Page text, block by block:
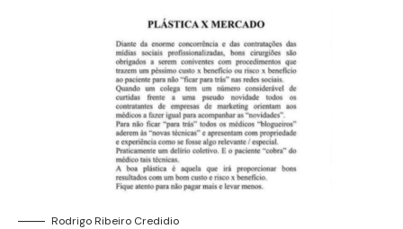
Rodrigo Ribeiro Credidio